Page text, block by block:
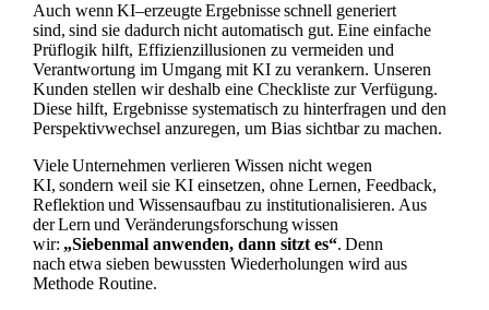
Auch wenn KI–erzeugte Ergebnisse schnell generiert
sind, sind sie dadurch nicht automatisch gut. Eine einfache
Prüflogik hilft, Effizienzillusionen zu vermeiden und
Verantwortung im Umgang mit KI zu verankern. Unseren
Kunden stellen wir deshalb eine Checkliste zur Verfügung.
Diese hilft, Ergebnisse systematisch zu hinterfragen und den
Perspektivwechsel anzuregen, um Bias sichtbar zu machen.
Viele Unternehmen verlieren Wissen nicht wegen
KI, sondern weil sie KI einsetzen, ohne Lernen, Feedback,
Reflektion und Wissensaufbau zu institutionalisieren. Aus
der Lern und Veränderungsforschung wissen
wir: „Siebenmal anwenden, dann sitzt es“. Denn
nach etwa sieben bewussten Wiederholungen wird aus
Methode Routine.